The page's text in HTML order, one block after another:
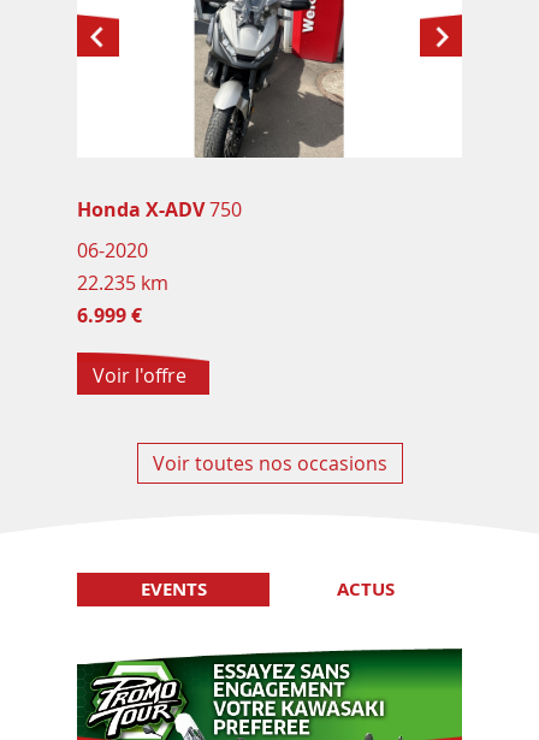
Honda X-ADV750
06-2020
22.235 km
6.999 €
Voir l'offre
Voir toutes nos occasions
EVENTS ACTUS